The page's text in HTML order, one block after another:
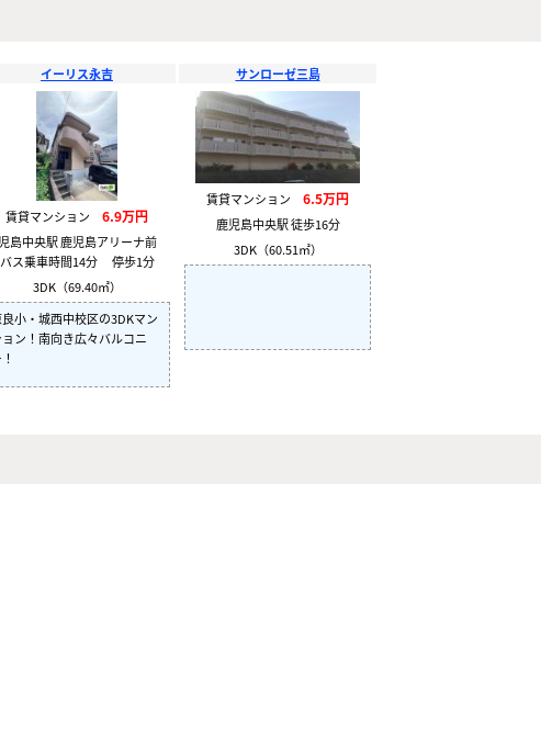
イーリス永吉
賃貸マンション 6.9万円
島中央駅 鹿児島アリーナ前
バス乗車時間14分 停歩1分
3DK（69.40㎡）
良小・城西中校区の3DKマン
ョン！南向き広々バルコニ
サンローゼ三島
賃貸マンション 6.5万円
鹿児島中央駅 徒歩16分
3DK（60.51㎡）